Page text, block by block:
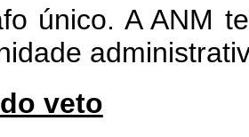
único. A ANM
veto